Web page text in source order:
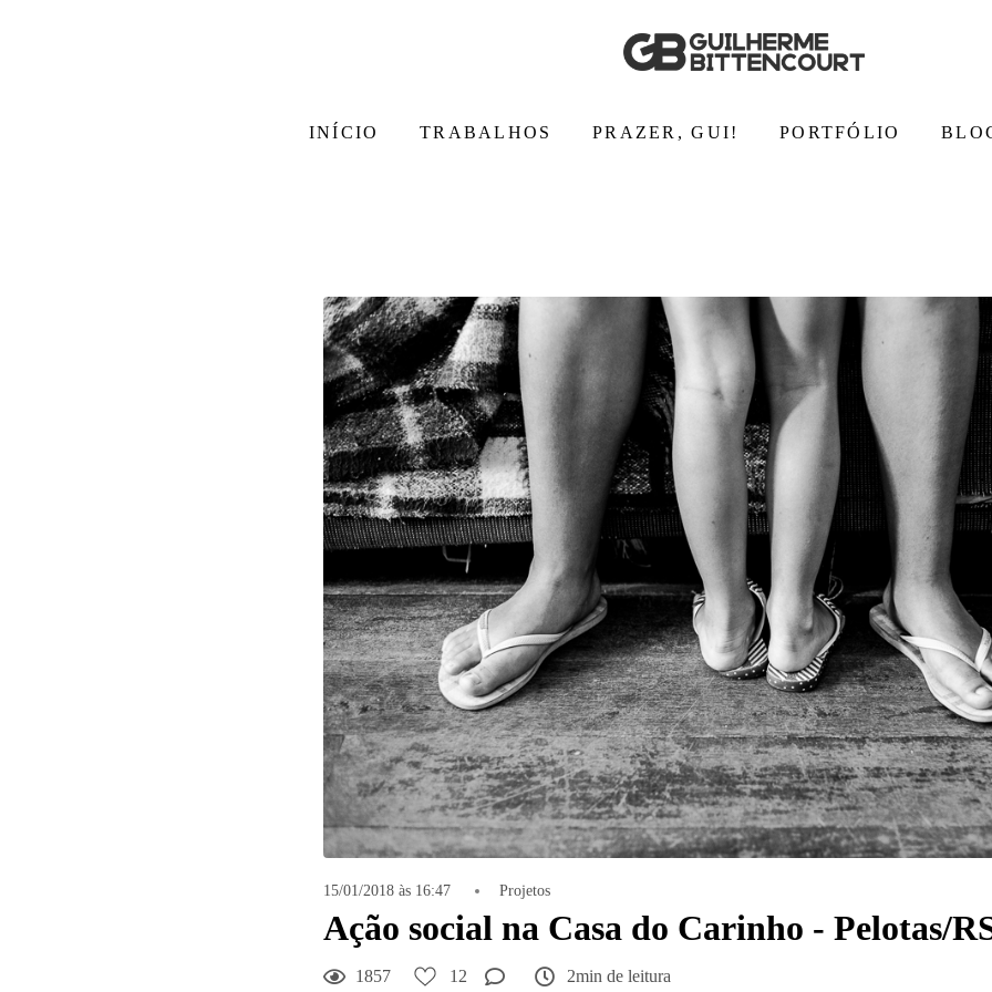
INÍCIO TRABALHOS PRAZER, GUI! PORTFÓLIO
15/01/2018 às 16:47 Projetos
Ação social na Casa do Carinho - Pelotas/
1857 12 2min de leitura